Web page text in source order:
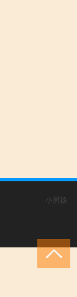
小男孩